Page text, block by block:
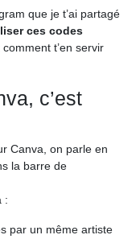
que je t’ai partagé
ces codes
t’en servir
c’est
Canva, on parle en
la barre de
:
par un même artiste